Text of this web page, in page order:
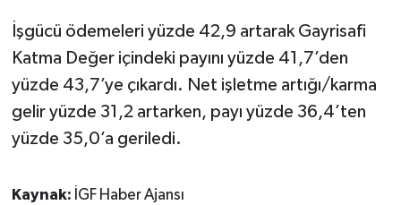
İşgücü ödemeleri yüzde 42,9 artarak Gayrisafi
Katma Değer içindeki payını yüzde 41,7’den
yüzde 43,7’ye çıkardı. Net işletme artığı/karma
gelir yüzde 31,2 artarken, payı yüzde 36,4’ten
yüzde 35,0’a geriledi.
Kaynak: İGF Haber Ajansı